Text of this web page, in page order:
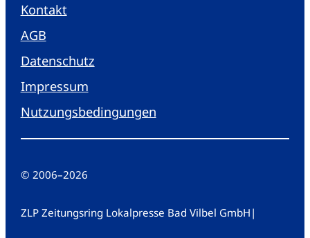
Kontakt
AGB
Datenschutz
Impressum
Nutzungsbedingungen
© 2006–2026
ZLP Zeitungsring Lokalpresse Bad Vilbel GmbH |